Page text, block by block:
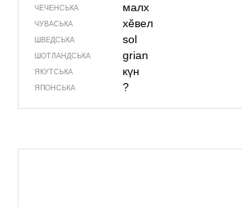
ЧЕЧЕНСЬКА малх
ЧУВАСЬКА хӗвел
ШВЕДСЬКА sol
ШОТЛАНДСЬКА grian
ЯКУТСЬКА күн
ЯПОНСЬКА ?